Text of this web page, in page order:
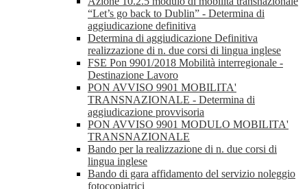
“Let’s go back to Dublin” - Determina di
aggiudicazione definitiva
Determina di aggiudicazione Definitiva
realizzazione di n. due corsi di lingua inglese
FSE Pon 9901/2018 Mobilità interregionale -
Destinazione Lavoro
PON AVVISO 9901 MOBILITA'
TRANSNAZIONALE - Determina di
aggiudicazione provvisoria
PON AVVISO 9901 MODULO MOBILITA'
TRANSNAZIONALE
Bando per la realizzazione di n. due corsi di
lingua inglese
Bando di gara affidamento del servizio noleggio
fotocopiatrici